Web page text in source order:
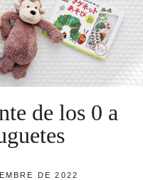
de los 0 a
DE 2022